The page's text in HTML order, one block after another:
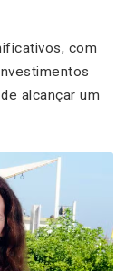
com
alcançar um